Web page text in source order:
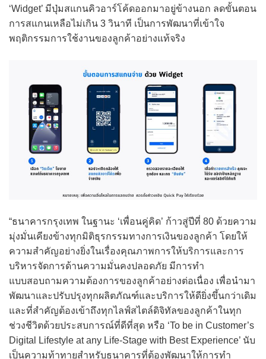
‘Widget’ มีปุ่มสแกนคิวอาร์โค้ดออกมาอยู่ข้างนอก ลดขั้นตอน
การสแกนเหลือไม่เกิน 3 วินาที เป็นการพัฒนาที่เข้าใจ
พฤติกรรมการใช้งานของลูกค้าอย่างแท้จริง
“ธนาคารกรุงเทพ ในฐานะ ‘เพื่อนคู่คิด’ ก้าวสู่ปีที่ 80 ด้วยความ
มุ่งมั่นเคียงข้างทุกมิติธุรกรรมทางการเงินของลูกค้า โดยให้
ความสำคัญอย่างยิ่งในเรื่องคุณภาพการให้บริการและการ
บริหารจัดการด้านความมั่นคงปลอดภัย มีการทำ
แบบสอบถามความต้องการของลูกค้าอย่างต่อเนื่อง เพื่อนำมา
พัฒนาและปรับปรุงทุกผลิตภัณฑ์และบริการให้ดียิ่งขึ้นกว่าเดิม
และที่สำคัญต้องเข้าถึงทุกไลฟ์สไตล์ดิจิทัลของลูกค้าในทุก
ช่วงชีวิตด้วยประสบการณ์ที่ดีที่สุด หรือ ‘To be in Customer’s
Digital Lifestyle at any Life-Stage with Best Experience’ นับ
เป็นความท้าทายสำหรับธนาคารที่ต้องพัฒนาให้การทำ